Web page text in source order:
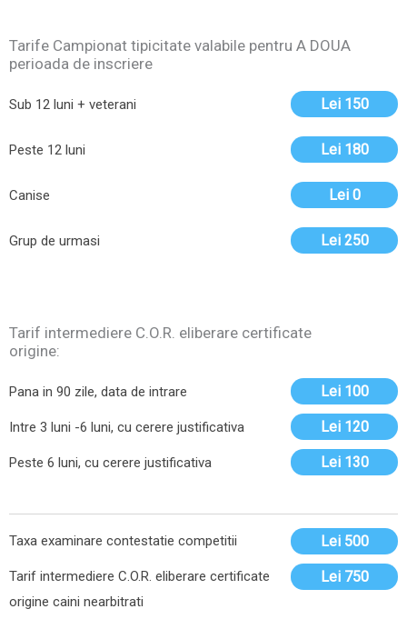
Tarife Campionat tipicitate valabile pentru A DOUA
perioada de inscriere
Sub 12 luni + veterani Lei 150
Peste 12 luni Lei 180
Canise Lei 0
Grup de urmasi Lei 250
Tarif intermediere C.O.R. eliberare certificate
origine:
Pana in 90 zile, data de intrare Lei 100
Intre 3 luni -6 luni, cu cerere justificativa Lei 120
Peste 6 luni, cu cerere justificativa Lei 130
Taxa examinare contestatie competitii Lei 500
Tarif intermediere C.O.R. eliberare certificate
origine caini nearbitrati
Lei 750